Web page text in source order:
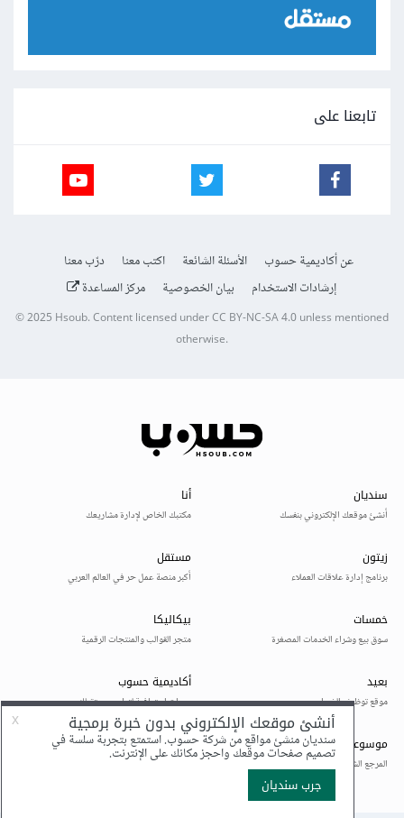
تابعنا على
عن أكاديمية حسوب الأسئلة الشائعة اكتب معنا
درّب معنا
إرشادات الاستخدام
بيان الخصوصية مركز المساعدة
© 2025Hsoub.Content licensed underCC BY-NC-SA 4.0unless mentioned
otherwise.